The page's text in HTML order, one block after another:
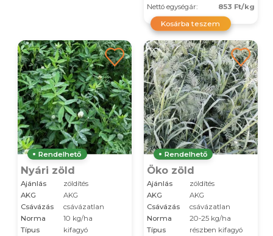
Nettó egységár:
853 Ft/kg
Kosárba teszem
Rendelhető
Nyári zöld
Ajánlás
zöldítés
AKG
AKG
Csávázás
csávázatlan
Norma
10 kg/ha
Típus
kifagyó
Rendelhető
Öko zöld
Ajánlás
zöldítés
AKG
AKG
Csávázás
csávázatlan
Norma
20-25 kg/ha
Típus
részben kifagyó